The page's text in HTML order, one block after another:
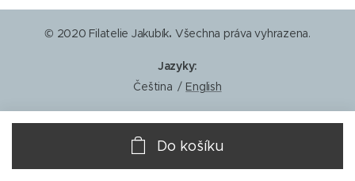
Do košíku
© 2020 Filatelie Jakubík. Všechna práva vyhrazena.
Jazyky
Čeština
English